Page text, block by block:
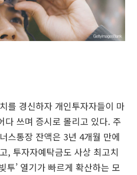
를 경신하자 개인투자자들이 마
다 쓰며 증시로 몰리고 있다. 주
스통장 잔액은 3년 4개월 만에
, 투자자예탁금도 사상 최고치
투’ 열기가 빠르게 확산하는 모